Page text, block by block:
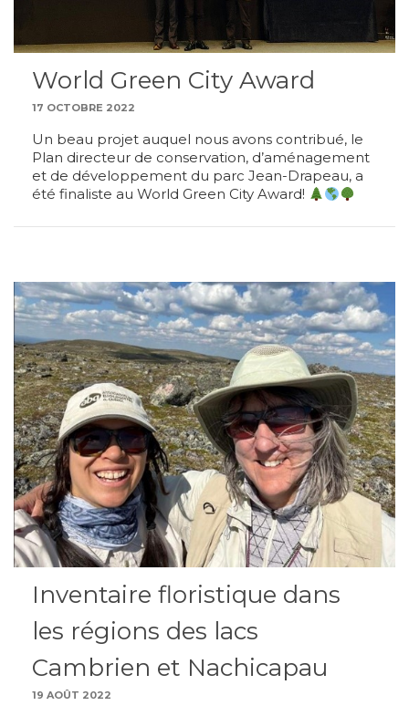
World Green City Award
17 OCTOBRE 2022
Un beau projet auquel nous avons contribué, le
Plan directeur de conservation, d’aménagement
et de développement du parc Jean-Drapeau, a
été finaliste au World Green City Award!
Inventaire floristique dans
les régions des lacs
Cambrien et Nachicapau
19 AOÛT 2022